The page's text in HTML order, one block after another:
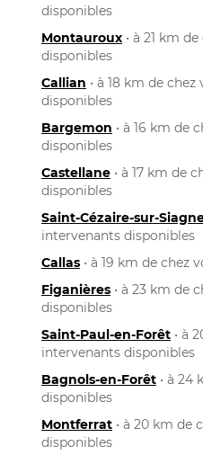
disponibles
Montauroux • à 21 km
disponibles
Callian • à 18 km de
disponibles
Bargemon • à 16 km de
disponibles
Castellane • à 17 km de
disponibles
Saint-Cézaire-sur-
intervenants disponibles
Callas • à 19 km de chez
Figanières • à 23 km de
disponibles
Saint-Paul-en-Forêt • à
intervenants disponibles
Bagnols-en-Forêt • à 24
disponibles
Montferrat • à 20 km de
disponibles